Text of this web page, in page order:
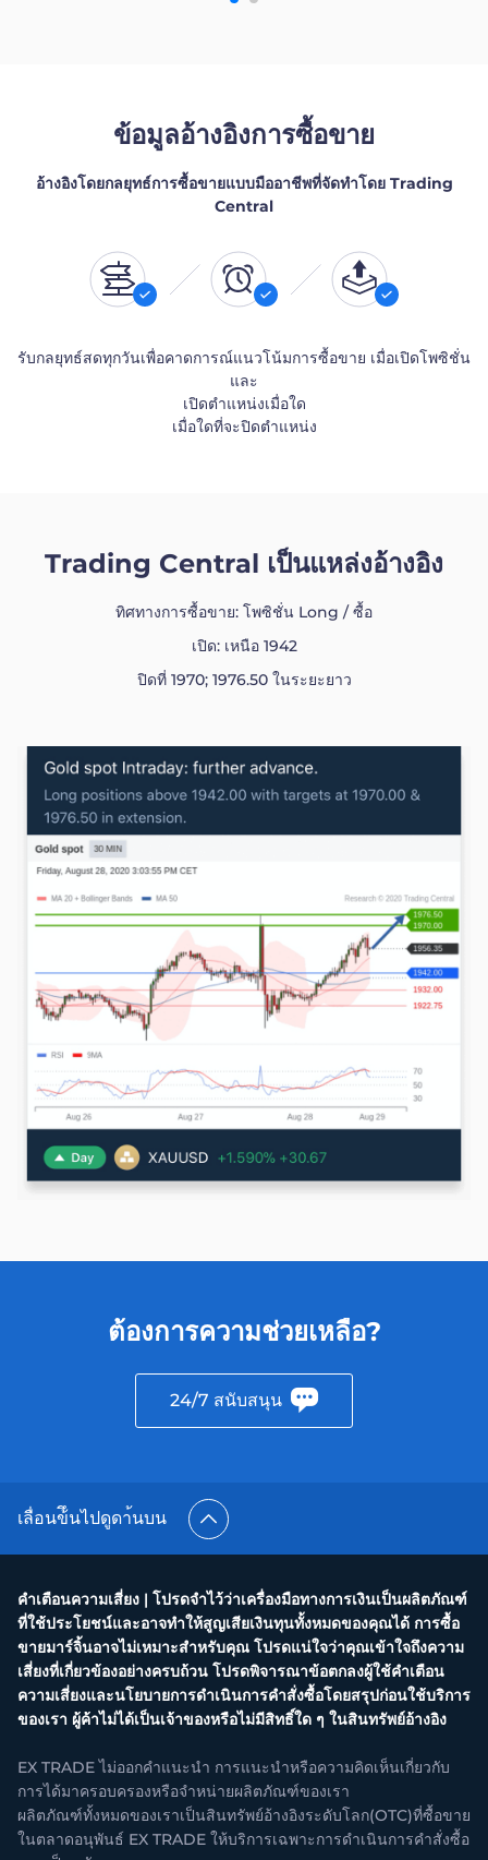
ข้อมูลอ้างอิงการซื้อขาย
อ้างอิงโดยกลยุทธ์การซื้อขายแบบมืออาชีพที่จัดทำโดย Trading
Central
รับกลยุทธ์สดทุกวันเพื่อคาดการณ์แนวโน้มการซื้อขาย เมื่อเปิดโพซิชั่น
และ
เปิดตำแหน่งเมื่อใด
เมื่อใดที่จะปิดตำแหน่ง
Trading Central เป็นแหล่งอ้างอิง
ทิศทางการซื้อขาย: โพซิชั่น Long / ซื้อ
เปิด: เหนือ 1942
ปิดที่ 1970; 1976.50 ในระยะยาว
ต้องการความช่วยเหลือ?
24/7 สนับสนุน
เลื่อนข้ึนไปดูดา้นบน
คำเตือนความเสี่ยง | โปรดจำไว้ว่าเครื่องมือทางการเงินเป็นผลิตภัณฑ์
ที่ใช้ประโยชน์และอาจทำให้สูญเสียเงินทุนทั้งหมดของคุณได้ การซื้อ
ขายมาร์จิ้นอาจไม่เหมาะสำหรับคุณ โปรดแน่ใจว่าคุณเข้าใจถึงความ
เสี่ยงที่เกี่ยวข้องอย่างครบถ้วน โปรดพิจารณาข้อตกลงผู้ใช้คำเตือน
ความเสี่ยงและนโยบายการดำเนินการคำสั่งซื้อโดยสรุปก่อนใช้บริการ
ของเรา ผู้ค้าไม่ได้เป็นเจ้าของหรือไม่มีสิทธิ์ใด ๆ ในสินทรัพย์อ้างอิง
EX TRADE ไม่ออกคำแนะนำ การแนะนำหรือความคิดเห็นเกี่ยวกับ
การได้มาครอบครองหรือจำหน่ายผลิตภัณฑ์ของเรา
ผลิตภัณฑ์ทั้งหมดของเราเป็นสินทรัพย์อ้างอิงระดับโลก(OTC)ที่ซื้อขาย
ในตลาดอนุพันธ์ EX TRADE ให้บริการเฉพาะการดำเนินการคำสั่งซื้อ